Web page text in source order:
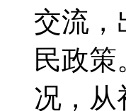
交流，
民政
况，从